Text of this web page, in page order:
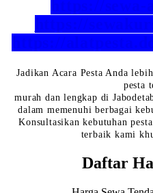
Jadikan Acara Pesta Anda
pesta
murah dan lengkap di
dalam memenuhi berbagai
Konsultasikan kebutuhan
terbaik kami
Daftar